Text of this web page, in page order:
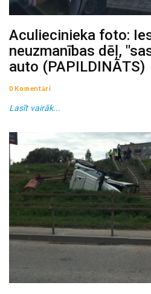
Aculiecinieka foto:
neuzmanības dēļ,
auto (PAPILDINĀTS)
0 Komentāri
Lasīt vairāk...